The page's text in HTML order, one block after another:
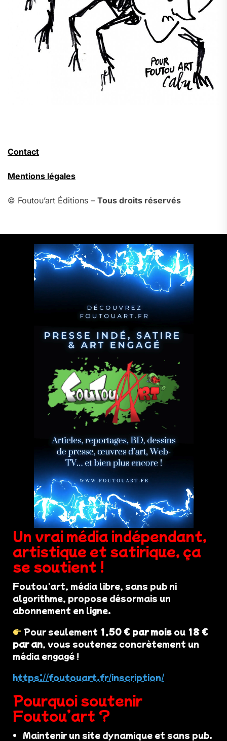
Contact
Mentions légales
© Foutou’art Éditions – Tous droits réservés
Un vrai média indépendant,
artistique et satirique, ça
se soutient !
Foutou'art, média libre, sans pub ni
algorithme, propose désormais un
abonnement en ligne.
Pour seulement 1,50 € par mois ou 18 €
par an, vous soutenez concrètement un
média engagé !
https://foutouart.fr/inscription/
Pourquoi soutenir
Foutou’art ?
Maintenir un site dynamique et sans pub.